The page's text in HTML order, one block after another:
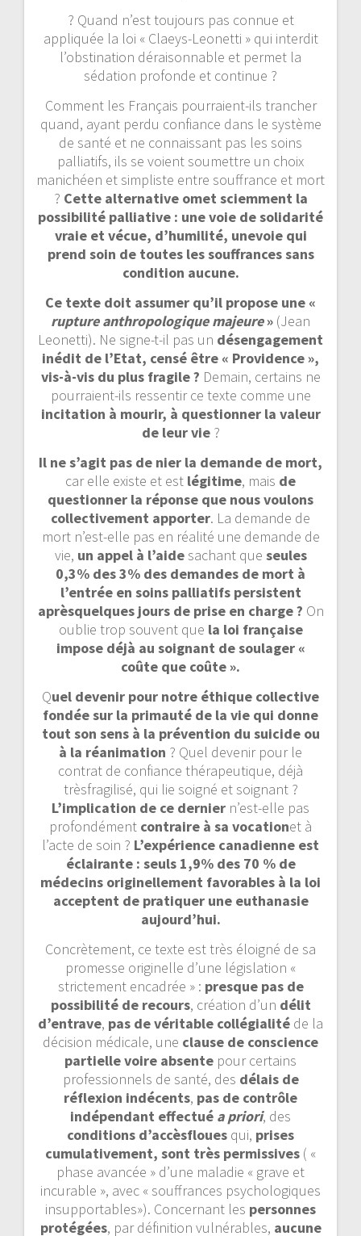
? Quand n’est toujours pas connue et
appliquée la loi « Claeys-Leonetti » qui interdit
l’obstination déraisonnable et permet la
sédation profonde et continue ?
Comment les Français pourraient-ils trancher
quand, ayant perdu confiance dans le système
de santé et ne connaissant pas les soins
palliatifs, ils se voient soumettre un choix
manichéen et simpliste entre souffrance et mort
? Cette alternative omet sciemment la
possibilité palliative : une voie de solidarité
vraie et vécue, d’humilité, unevoie qui
prend soin de toutes les souffrances sans
condition aucune.
Ce texte doit assumer qu’il propose une «
rupture anthropologique majeure» (Jean
Leonetti). Ne signe-t-il pas un désengagement
inédit de l’Etat, censé être « Providence »,
vis-à-vis du plus fragile ? Demain, certains ne
pourraient-ils ressentir ce texte comme une
incitation à mourir, à questionner la valeur
de leur vie ?
Il ne s’agit pas de nier la demande de mort,
car elle existe et est légitime, mais de
questionner la réponse que nous voulons
collectivement apporter. La demande de
mort n’est-elle pas en réalité une demande de
vie, un appel à l’aide sachant que seules
0,3% des 3% des demandes de mort à
l’entrée en soins palliatifs persistent
aprèsquelques jours de prise en charge ? On
oublie trop souvent que la loi française
impose déjà au soignant de soulager «
coûte que coûte ».
Quel devenir pour notre éthique collective
fondée sur la primauté de la vie qui donne
tout son sens à la prévention du suicide ou
à la réanimation ? Quel devenir pour le
contrat de confiance thérapeutique, déjà
trèsfragilisé, qui lie soigné et soignant ?
L’implication de ce dernier n’est-elle pas
profondément contraire à sa vocationet à
l’acte de soin ? L’expérience canadienne est
éclairante : seuls 1,9% des 70 % de
médecins originellement favorables à la loi
acceptent de pratiquer une euthanasie
aujourd’hui.
Concrètement, ce texte est très éloigné de sa
promesse originelle d’une législation «
strictement encadrée » : presque pas de
possibilité de recours, création d’un délit
d’entrave, pas de véritable collégialité de la
décision médicale, une clause de conscience
partielle voire absente pour certains
professionnels de santé, des délais de
réflexion indécents, pas de contrôle
indépendant effectué a priori, des
conditions d’accèsfloues qui, prises
cumulativement, sont très permissives ( «
phase avancée » d’une maladie « grave et
incurable », avec « souffrances psychologiques
insupportables»). Concernant les personnes
protégées, par définition vulnérables, aucune